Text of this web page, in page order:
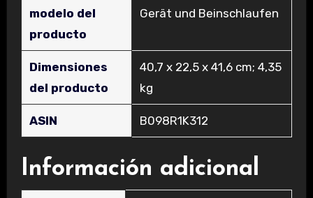
modelo del
producto
‎Gerät und Beinschlaufen
Dimensiones
del producto
‎40,7 x 22,5 x 41,6 cm; 4,35
kg
ASIN ‎B098R1K312
Información adicional